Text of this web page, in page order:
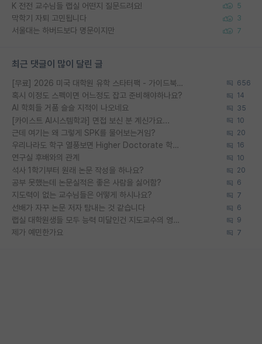
K 전전 교수님들 랩실 어떤지 질문드려요! 5
막학기 자퇴 고민됩니다 3
서울대는 하버드보다 명문이지만 7
최근 댓글이 많이 달린 글
[무료] 2026 미국 대학원 유학 스타터팩 - 가이드북 & 합격자 컨택메일 템플릿 656
혹시 이정도 스펙이면 어느정도 잡고 준비해야하나요? 14
AI 학회들 거품 슬슬 지적이 나오네요 35
[카이스트 AI시스템학과] 면접 보신 분 계신가요... 10
근데 여기는 왜 그렇게 SPK를 물어보는거임? 20
우리나라도 학구 열풍보면 Higher Doctorate 학위가 필요하다고 봅니다. 16
연구실 후배와의 관계 10
석사 1학기부터 원래 논문 작성을 하나요? 20
공부 못했는데 논문실적은 좋은 사람을 싫어함? 6
지도력이 없는 교수님들은 어떻게 하시나요? 7
선배가 자꾸 논문 저자 탐내는 것 같습니다 6
랩실 대학원생들 모두 능력 미달인건 지도교수의 영향 아닌가? 9
제가 예민한가요 7